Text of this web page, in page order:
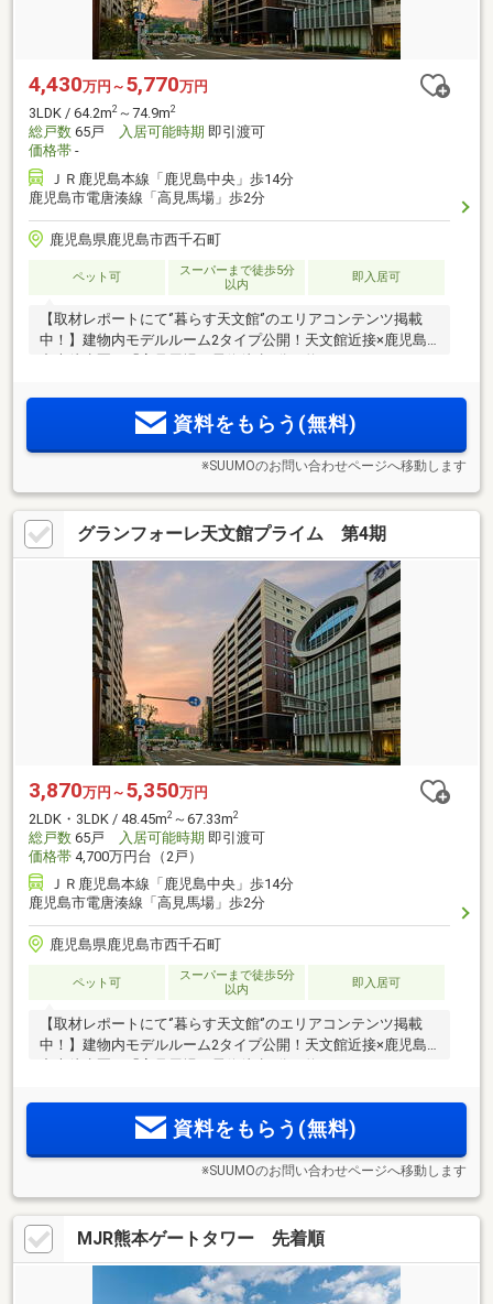
4,430万円～ 5,770万円
3LDK / 64.2m2 ～74.9m2
総戸数 65戸 入居可能時期 即引渡可
価格帯 -
ＪＲ鹿児島本線「鹿児島中央」歩14分
鹿児島市電唐湊線「高見馬場」歩2分
鹿児島県鹿児島市西千石町
ペット可
スーパーまで徒歩5分
以内
即入居可
【取材レポートにて‘’暮らす天文館‘’のエリアコンテンツ掲載
中！】建物内モデルルーム2タイプ公開！天文館近接×鹿児島
中央徒歩圏。「高見馬場」電停徒歩2分（約120m）、センテ
2LDK3870万円～/3LDK4430万円～にて販売中！
資料をもらう(無料)
※SUUMOのお問い合わせページへ移動します
グランフォーレ天文館プライム 第4期
3,870万円～ 5,350万円
2LDK・3LDK / 48.45m2 ～67.33m2
総戸数 65戸 入居可能時期 即引渡可
価格帯 4,700万円台（2戸）
ＪＲ鹿児島本線「鹿児島中央」歩14分
鹿児島市電唐湊線「高見馬場」歩2分
鹿児島県鹿児島市西千石町
ペット可
スーパーまで徒歩5分
以内
即入居可
【取材レポートにて‘’暮らす天文館‘’のエリアコンテンツ掲載
中！】建物内モデルルーム2タイプ公開！天文館近接×鹿児島
2LDK3870万円～/3LDK4430万円～にて販売中！
資料をもらう(無料)
※SUUMOのお問い合わせページへ移動します
MJR熊本ゲートタワー 先着順